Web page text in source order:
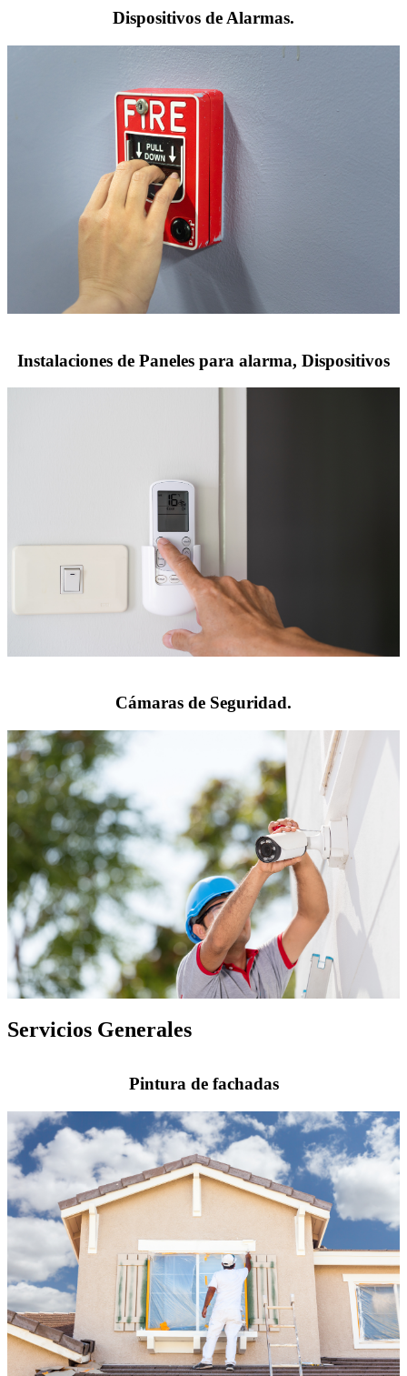
Dispositivos de Alarmas.
Instalaciones de Paneles para alarma, Dispositivos
Cámaras de Seguridad.
Servicios Generales
Pintura de fachadas